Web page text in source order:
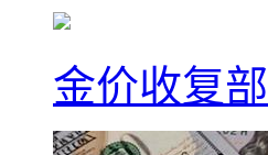
金价收复